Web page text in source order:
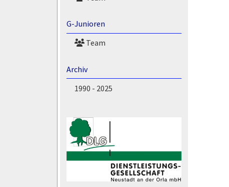
G-Junioren
Team
Archiv
1990 - 2025